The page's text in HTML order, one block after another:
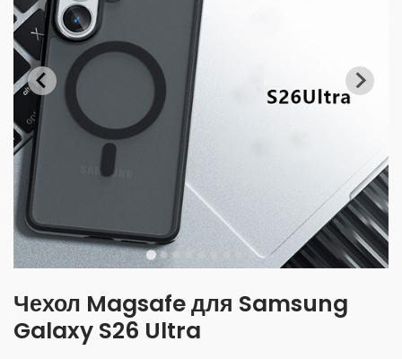
Чехол Magsafe для Samsung
Galaxy S26 Ultra